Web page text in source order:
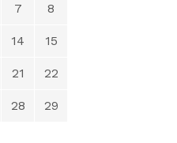
7 8
14 15
21 22
28 29